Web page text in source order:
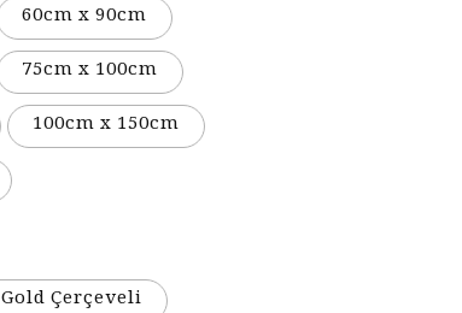
60cm x 90cm
75cm x 100cm
100cm x 150cm
Gold Çerçeveli